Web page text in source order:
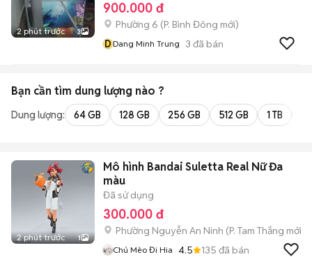
2 phút trước 3
900.000 đ
Phường 6 (P. Bình Đông mới)
DDang Minh Trung 3 đã bán
Bạn cần tìm dung lượng nào ?
Dung lượng: 64 GB 128 GB 256 GB 512 GB 1 TB
2 phút trước 1
Mô hình Bandai Suletta Real Nữ Đa
màu
Đã sử dụng
300.000 đ
Phường Nguyễn An Ninh (P. Tam Thắng mới)
Chú Mèo Đi Hia 4.5 135 đã bán